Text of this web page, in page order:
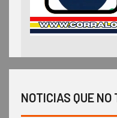
NOTICIAS QUE NO